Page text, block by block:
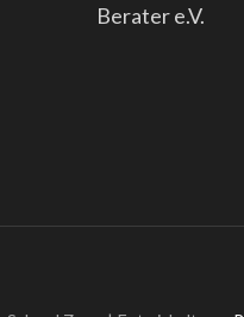
Berater e.V.